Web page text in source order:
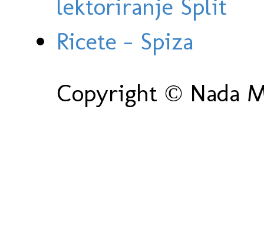
lektoriranje Split
Ricete - Spiza
Copyright © Nada